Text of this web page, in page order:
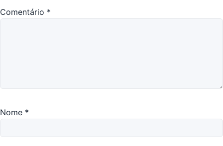
Comentário *
Nome *